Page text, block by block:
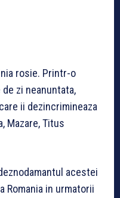
rosie. Printr-o
zi neanuntata,
ii dezincrimineaza
Mazare, Titus
acestei
Romania in urmatorii